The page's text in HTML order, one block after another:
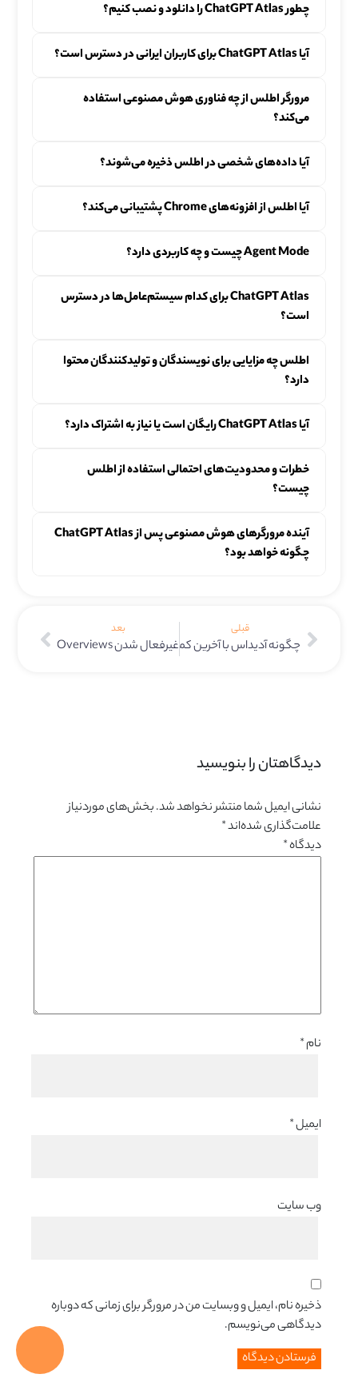
چطور ChatGPT Atlas را دانلود و نصب کنیم؟
آیا ChatGPT Atlas برای کاربران ایرانی در دسترس است؟
مرورگر اطلس از چه فناوری هوش مصنوعی استفاده
می‌کند؟
آیا داده‌های شخصی در اطلس ذخیره می‌شوند؟
آیا اطلس از افزونه‌های Chrome پشتیبانی می‌کند؟
Agent Mode چیست و چه کاربردی دارد؟
ChatGPT Atlas برای کدام سیستم‌عامل‌ها در دسترس
است؟
اطلس چه مزایایی برای نویسندگان و تولیدکنندگان محتوا
دارد؟
آیا ChatGPT Atlas رایگان است یا نیاز به اشتراک دارد؟
خطرات و محدودیت‌های احتمالی استفاده از اطلس
چیست؟
آینده مرورگرهای هوش مصنوعی پس از ChatGPT Atlas
چگونه خواهد بود؟
قبلی
چگونه آدیداس با آخرین کمپین خود مخاطبان نسل Z را جذب کرد؟
بعد
غیرفعال شدن AI Overviews در ایران و راه‌حل‌های جایگزین
دیدگاهتان را بنویسید
نشانی ایمیل شما منتشر نخواهد شد.بخش‌های موردنیاز
علامت‌گذاری شده‌اند*
دیدگاه*
نام*
ایمیل*
وب‌ سایت
ذخیره نام، ایمیل و وبسایت من در مرورگر برای زمانی که دوباره
دیدگاهی می‌نویسم.